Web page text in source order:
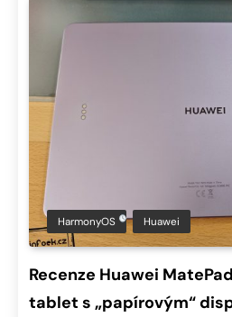
HarmonyOS Huawei
Recenze Huawei
tablet s „papírovým“